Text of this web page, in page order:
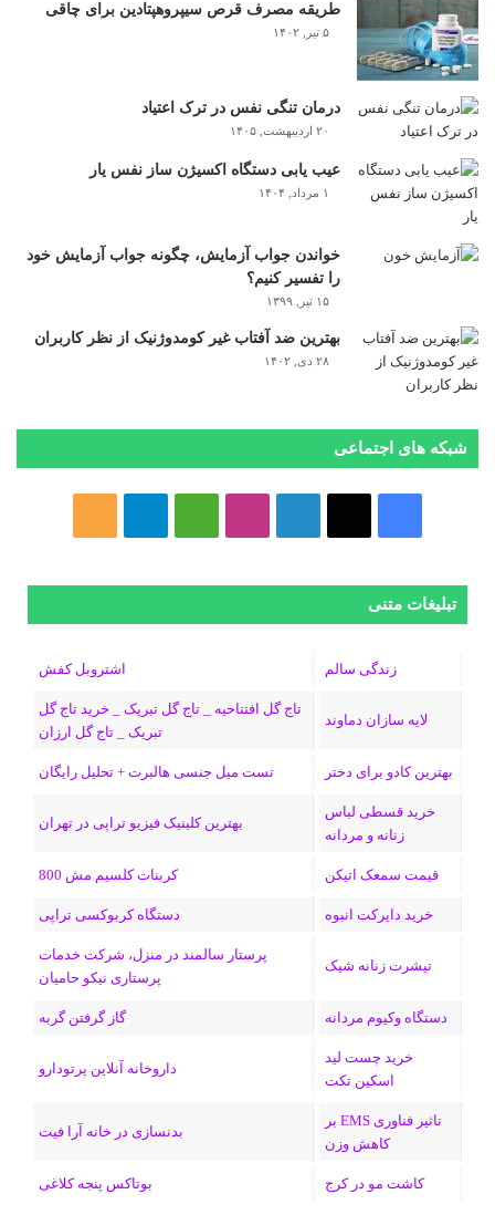
طریقه مصرف قرص سیپروهپتادین برای چاقی
۵ تیر, ۱۴۰۲
درمان تنگی نفس در ترک اعتیاد
۲۰ اردیبهشت, ۱۴۰۵
عیب یابی دستگاه اکسیژن ساز نفس یار
۱ مرداد, ۱۴۰۴
خواندن جواب آزمایش، چگونه جواب آزمایش خود
را تفسیر کنیم؟
۱۵ تیر, ۱۳۹۹
بهترین ضد آفتاب غیر کومدوژنیک از نظر کاربران
۲۸ دی, ۱۴۰۲
شبکه های اجتماعی
تبلیغات متنی
زندگی سالم اشتروبل کفش
لایه سازان دماوند
تاج گل افتتاحیه _ تاج گل تبریک _ خرید تاج گل
تبریک _ تاج گل ارزان
بهترین کادو برای دختر تست میل جنسی هالبرت + تحلیل رایگان
خرید قسطی لباس
زنانه و مردانه
بهترین کلینیک فیزیو تراپی در تهران
قیمت سمعک اتیکن کربنات کلسیم مش 800
خرید دایرکت انبوه دستگاه کربوکسی تراپی
تیشرت زنانه شیک
پرستار سالمند در منزل، شرکت خدمات
پرستاری نیکو حامیان
دستگاه وکیوم مردانه گاز گرفتن گربه
خرید چست لید
اسکین تکت
داروخانه آنلاین پرتودارو
تاثیر فناوری EMS بر
کاهش وزن
بدنسازی در خانه آرا فیت
کاشت مو در کرج بوتاکس پنجه کلاغی